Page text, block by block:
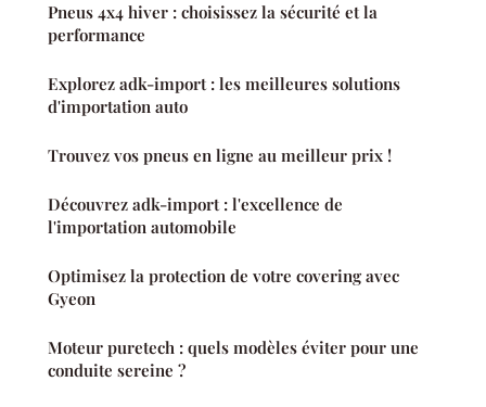
Pneus 4x4 hiver : choisissez la sécurité et la
performance
Explorez adk-import : les meilleures solutions
d'importation auto
Trouvez vos pneus en ligne au meilleur prix !
Découvrez adk-import : l'excellence de
l'importation automobile
Optimisez la protection de votre covering avec
Gyeon
Moteur puretech : quels modèles éviter pour une
conduite sereine ?